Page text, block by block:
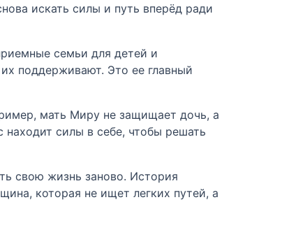
искать силы и путь вперёд ради
семьи для детей и
поддерживают. Это ее главный
мать Миру не защищает дочь, а
силы в себе, чтобы решать
свою жизнь заново. История
которая не ищет легких путей, а